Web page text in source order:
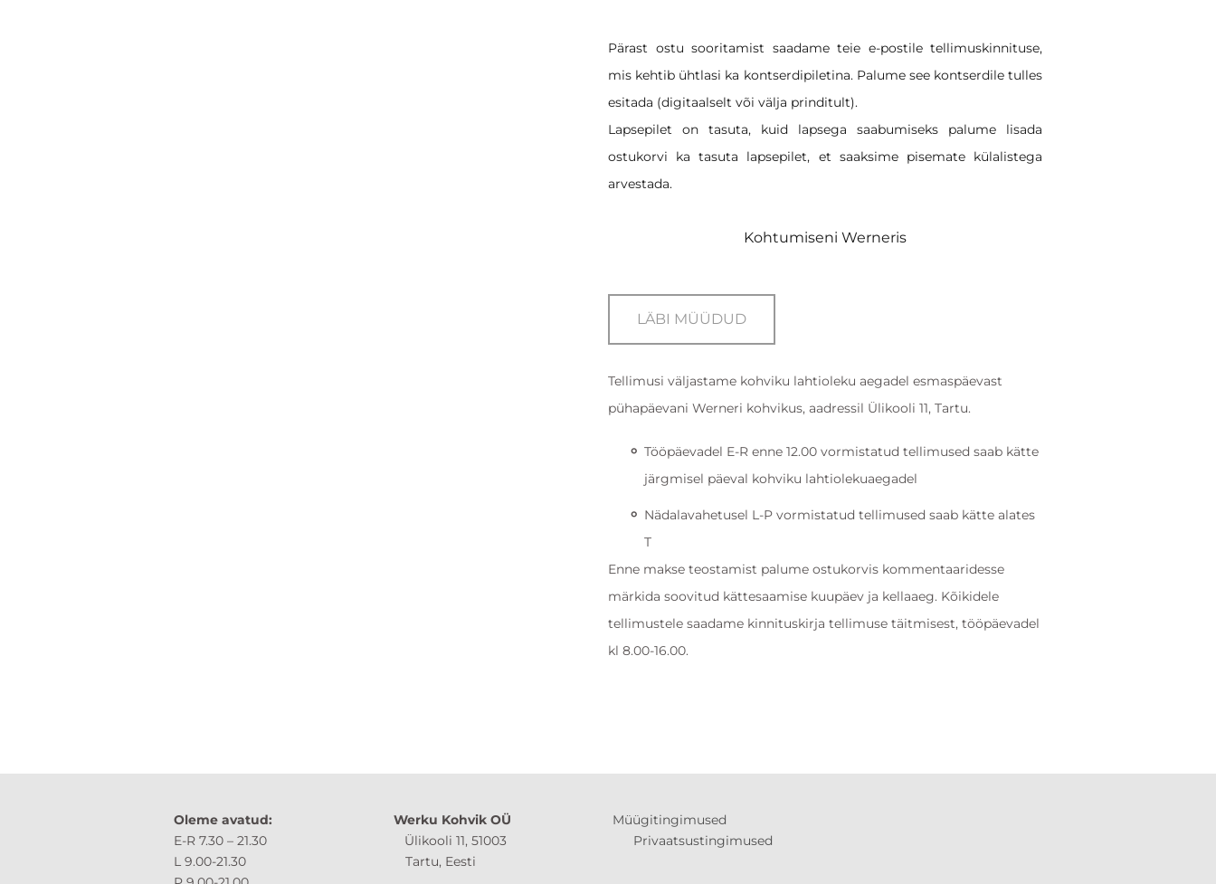
Pärast ostu sooritamist saadame teie e-postile tellimuskinnituse,
mis kehtib ühtlasi ka kontserdipiletina. Palume see kontserdile tulles
esitada (digitaalselt või välja prinditult).
Lapsepilet on tasuta, kuid lapsega saabumiseks palume lisada
ostukorvi ka tasuta lapsepilet, et saaksime pisemate külalistega
arvestada.
Kohtumiseni Werneris
LÄBI MÜÜDUD
Tellimusi väljastame kohviku lahtioleku aegadel esmaspäevast
pühapäevani Werneri kohvikus, aadressil Ülikooli 11, Tartu.
Tööpäevadel E-R enne 12.00 vormistatud tellimused saab kätte
järgmisel päeval kohviku lahtiolekuaegadel
Nädalavahetusel L-P vormistatud tellimused saab kätte alates
T
Enne makse teostamist palume ostukorvis kommentaaridesse
märkida soovitud kättesaamise kuupäev ja kellaaeg. Kõikidele
tellimustele saadame kinnituskirja tellimuse täitmisest, tööpäevadel
kl 8.00-16.00.
Oleme avatud: Werku Kohvik OÜ Müügitingimused
E-R 7.30 – 21.30 Ülikooli 11, 51003 Privaatsustingimused
L 9.00-21.30 Tartu, Eesti